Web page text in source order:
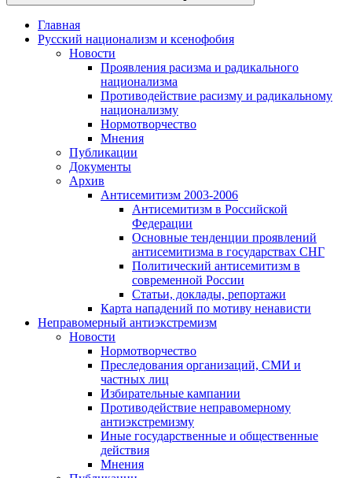
Главная
Русский национализм и ксенофобия
Новости
Проявления расизма и радикального
национализма
Противодействие расизму и радикальному
национализму
Нормотворчество
Мнения
Публикации
Документы
Архив
Антисемитизм 2003-2006
Антисемитизм в Российской
Федерации
Основные тенденции проявлений
антисемитизма в государствах СНГ
Политический антисемитизм в
современной России
Статьи, доклады, репортажи
Карта нападений по мотиву ненависти
Неправомерный антиэкстремизм
Новости
Нормотворчество
Преследования организаций, СМИ и
частных лиц
Избирательные кампании
Противодействие неправомерному
антиэкстремизму
Иные государственные и общественные
действия
Мнения